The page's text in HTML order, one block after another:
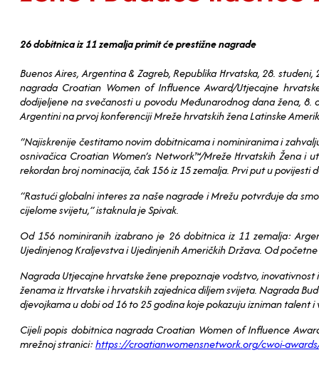
26 dobitnica iz 11 zemalja primit će prestižne nagrade
Buenos Aires, Argentina & Zagreb, Republika Hrvatska, 28.
nagrada Croatian Women of Influence Award/Utjecajne
dodijeljene na svečanosti u povodu Međunarodnog dana žena,
Argentini na prvoj konferenciji Mreže hrvatskih žena Latinske
‘’Najiskrenije čestitamo novim dobitnicama i nominiranima i
osnivačica Croatian Women’s Network™/Mreže Hrvatskih Žena i
rekordan broj nominacija, čak 156 iz 15 zemalja. Prvi put u
“Rastući globalni interes za naše nagrade i Mrežu potvrđuje da
cijelome svijetu,” istaknula je Spivak.
Od 156 nominiranih izabrano je 26 dobitnica iz 11 zemalja:
Ujedinjenog Kraljevstva i Ujedinjenih Američkih Država. Od
Nagrada Utjecajne hrvatske žene prepoznaje vodstvo,
ženama iz Hrvatske i hrvatskih zajednica diljem svijeta. Nagrada
djevojkama u dobi od 16 to 25 godina koje pokazuju izniman talent
Cijeli popis dobitnica nagrada Croatian Women of Influence
mrežnoj stranici:https://croatianwomensnetwork.org/cwoi-